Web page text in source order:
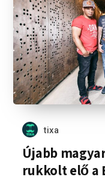
tixa
Újabb
rukkolt elő a